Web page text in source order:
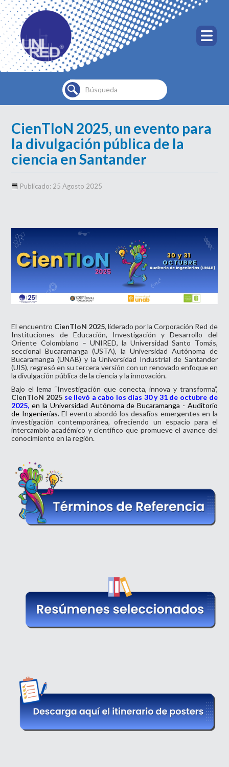
Buscar...
CienTIoN 2025, un evento para
la divulgación pública de la
ciencia en Santander
Publicado: 25 Agosto 2025
El encuentro CienTIoN 2025, liderado por la Corporación Red de
Instituciones de Educación, Investigación y Desarrollo del
Oriente Colombiano – UNIRED, la Universidad Santo Tomás,
seccional Bucaramanga (USTA), la Universidad Autónoma de
Bucaramanga (UNAB) y la Universidad Industrial de Santander
(UIS), regresó en su tercera versión con un renovado enfoque en
la divulgación pública de la ciencia y la innovación.
Bajo el lema “Investigación que conecta, innova y transforma”,
CienTIoN 2025 se llevó a cabo los días 30 y 31 de octubre de
2025,en la Universidad Autónoma de Bucaramanga - Auditorio
de Ingenierías.El evento abordó los desafíos emergentes en la
investigación contemporánea, ofreciendo un espacio para el
intercambio académico y científico que promueve el avance del
conocimiento en la región.